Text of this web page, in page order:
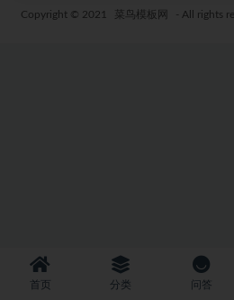
Copyright © 2021 菜鸟模板网 - All rights
首页 分类 问答